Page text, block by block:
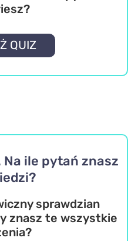
QUIZ
ile pytań znasz
sprawdzian
znasz te wszystkie